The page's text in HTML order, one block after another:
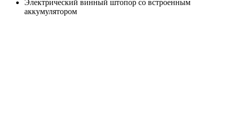
Электрический винный штопор со встроенным
аккумулятором